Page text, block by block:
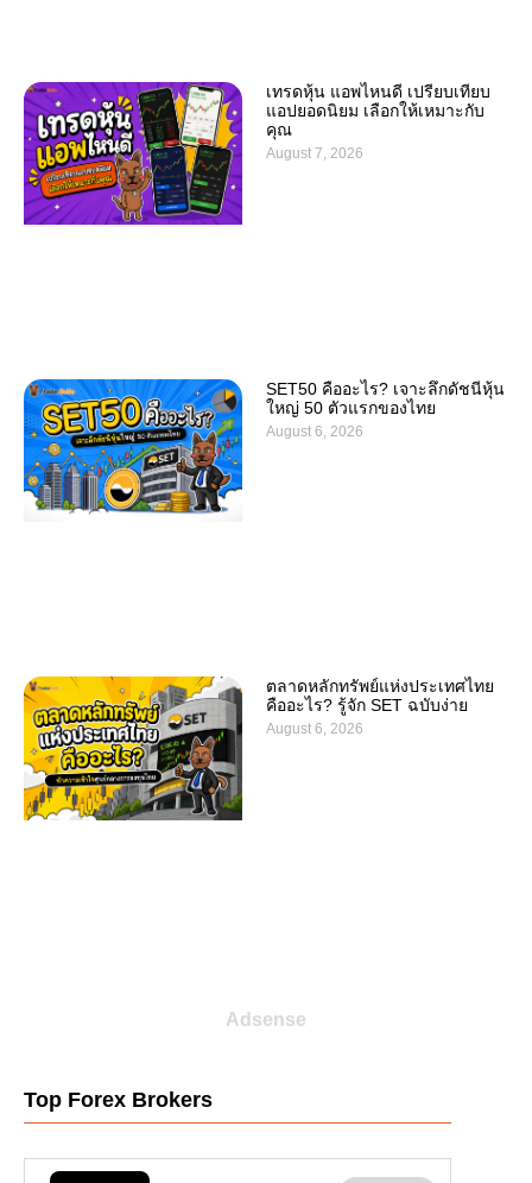
เทรดหุ้น แอพไหนดี เปรียบเทียบ
แอปยอดนิยม เลือกให้เหมาะกับ
คุณ
August 7, 2026
SET50 คืออะไร? เจาะลึกดัชนีหุ้น
ใหญ่ 50 ตัวแรกของไทย
August 6, 2026
ตลาดหลักทรัพย์แห่งประเทศไทย
คืออะไร? รู้จัก SET ฉบับง่าย
August 6, 2026
Adsense
Top Forex Brokers